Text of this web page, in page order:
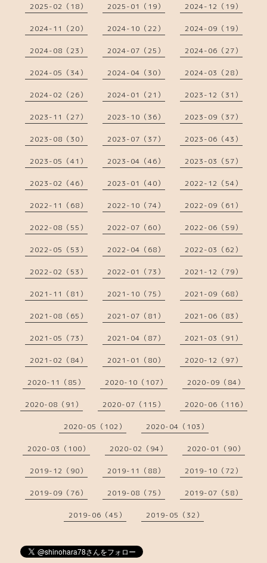
2025-02（18） 2025-01（19） 2024-12（19）
2024-11（20） 2024-10（22） 2024-09（19）
2024-08（23） 2024-07（25） 2024-06（27）
2024-05（34） 2024-04（30） 2024-03（28）
2024-02（26） 2024-01（21） 2023-12（31）
2023-11（27） 2023-10（36） 2023-09（37）
2023-08（30） 2023-07（37） 2023-06（43）
2023-05（41） 2023-04（46） 2023-03（57）
2023-02（46） 2023-01（40） 2022-12（54）
2022-11（68） 2022-10（74） 2022-09（61）
2022-08（55） 2022-07（60） 2022-06（59）
2022-05（53） 2022-04（68） 2022-03（62）
2022-02（53） 2022-01（73） 2021-12（79）
2021-11（81） 2021-10（75） 2021-09（68）
2021-08（65） 2021-07（81） 2021-06（83）
2021-05（73） 2021-04（87） 2021-03（91）
2021-02（84） 2021-01（80） 2020-12（97）
2020-11（85） 2020-10（107） 2020-09（84）
2020-08（91） 2020-07（115） 2020-06（116）
2020-05（102） 2020-04（103）
2020-03（100） 2020-02（94） 2020-01（90）
2019-12（90） 2019-11（88） 2019-10（72）
2019-09（76） 2019-08（75） 2019-07（58）
2019-06（45） 2019-05（32）